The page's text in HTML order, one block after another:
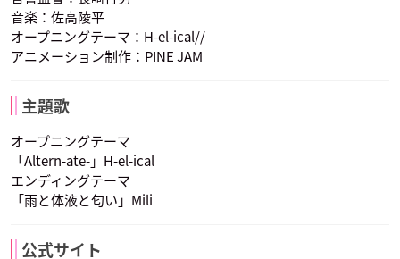
声優：千葉翔也
音楽：佐高陵平
オープニングテーマ：H-el-ical//
アニメーション制作：PINE JAM
主題歌
オープニングテーマ
「Altern-ate-」H-el-ical
エンディングテーマ
「雨と体液と匂い」Mili
公式サイト